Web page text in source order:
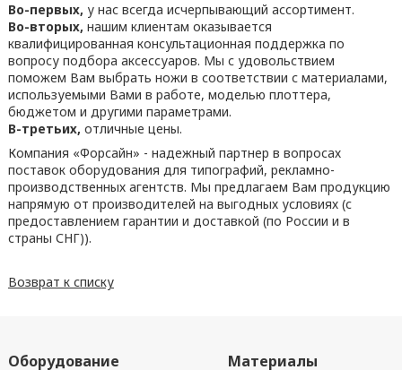
Во-первых, у нас всегда исчерпывающий ассортимент.
Во-вторых, нашим клиентам оказывается
квалифицированная консультационная поддержка по
вопросу подбора аксессуаров. Мы с удовольствием
поможем Вам выбрать ножи в соответствии с материалами,
используемыми Вами в работе, моделью плоттера,
бюджетом и другими параметрами.
В-третьих, отличные цены.
Компания «Форсайн» - надежный партнер в вопросах
поставок оборудования для типографий, рекламно-
производственных агентств. Мы предлагаем Вам продукцию
напрямую от производителей на выгодных условиях (с
предоставлением гарантии и доставкой (по России и в
страны СНГ)).
Возврат к списку
Оборудование Материалы